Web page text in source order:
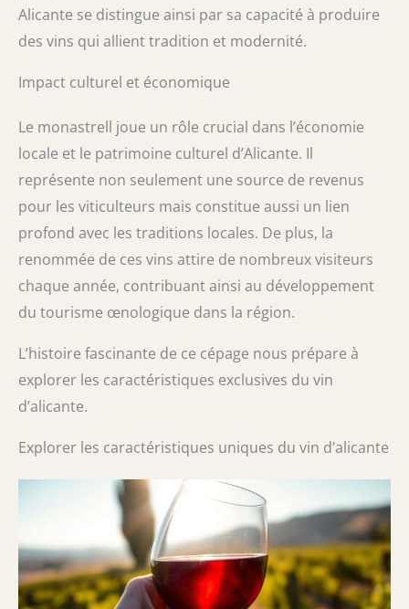
Alicante se distingue ainsi par sa capacité à produire
des vins qui allient tradition et modernité.
Impact culturel et économique
Le monastrell joue un rôle crucial dans l’économie
locale et le patrimoine culturel d’Alicante. Il
représente non seulement une source de revenus
pour les viticulteurs mais constitue aussi un lien
profond avec les traditions locales. De plus, la
renommée de ces vins attire de nombreux visiteurs
chaque année, contribuant ainsi au développement
du tourisme œnologique dans la région.
L’histoire fascinante de ce cépage nous prépare à
explorer les caractéristiques exclusives du vin
d’alicante.
Explorer les caractéristiques uniques du vin d’alicante